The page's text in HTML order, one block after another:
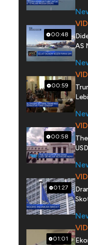
00:48
AS
00:59
00:58
01:27
01:01